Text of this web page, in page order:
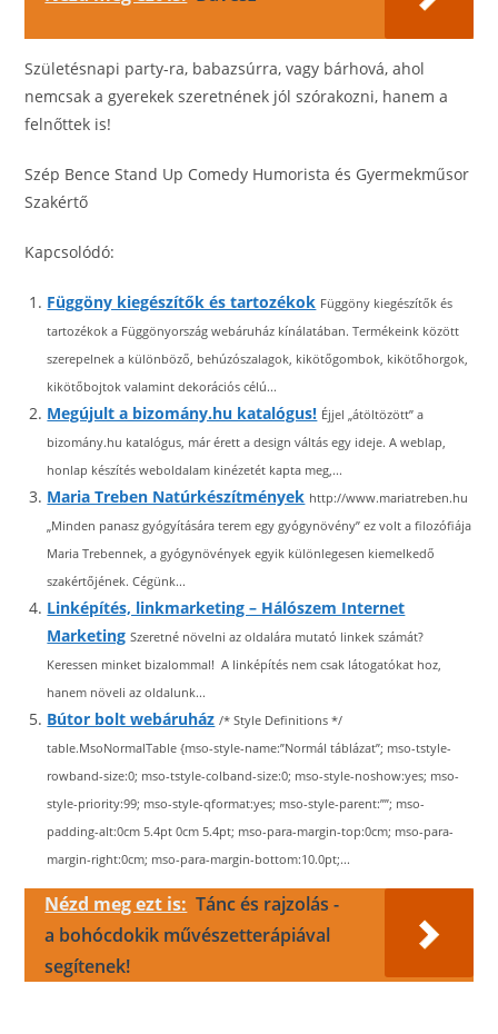
Születésnapi party-ra, babazsúrra, vagy bárhová, ahol
nemcsak a gyerekek szeretnének jól szórakozni, hanem a
felnőttek is!
Szép Bence Stand Up Comedy Humorista és Gyermekműsor
Szakértő
Kapcsolódó:
Függöny kiegészítők és tartozékok Függöny kiegészítők és
tartozékok a Függönyország webáruház kínálatában. Termékeink között
szerepelnek a különböző, behúzószalagok, kikötőgombok, kikötőhorgok,
kikötőbojtok valamint dekorációs célú...
Megújult a bizomány.hu katalógus! Éjjel „átöltözött” a
bizomány.hu katalógus, már érett a design váltás egy ideje. A weblap,
honlap készítés weboldalam kinézetét kapta meg,...
Maria Treben Natúrkészítmények http://www.mariatreben.hu
„Minden panasz gyógyítására terem egy gyógynövény” ez volt a filozófiája
Maria Trebennek, a gyógynövények egyik különlegesen kiemelkedő
szakértőjének. Cégünk...
Linképítés, linkmarketing – Hálószem Internet
Marketing Szeretné növelni az oldalára mutató linkek számát?
Keressen minket bizalommal! A linképítés nem csak látogatókat hoz,
hanem növeli az oldalunk...
Bútor bolt webáruház /* Style Definitions */
table.MsoNormalTable {mso-style-name:”Normál táblázat”; mso-tstyle-
rowband-size:0; mso-tstyle-colband-size:0; mso-style-noshow:yes; mso-
style-priority:99; mso-style-qformat:yes; mso-style-parent:””; mso-
padding-alt:0cm 5.4pt 0cm 5.4pt; mso-para-margin-top:0cm; mso-para-
margin-right:0cm; mso-para-margin-bottom:10.0pt;...
Nézd meg ezt is: Tánc és rajzolás -
a bohócdokik művészetterápiával
segítenek!